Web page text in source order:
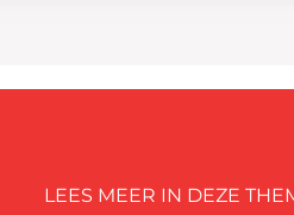
LEES MEER IN DEZE